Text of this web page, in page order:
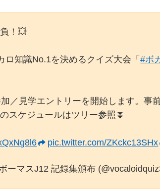
！💥
ロ知識No.1を決めるクイズ大会「#ボ
／見学エントリーを開始します。事
スケジュールはツリー参照⏬
pic.twitter.com/ZKckc13SHx
ーマスJ12 記録集頒布